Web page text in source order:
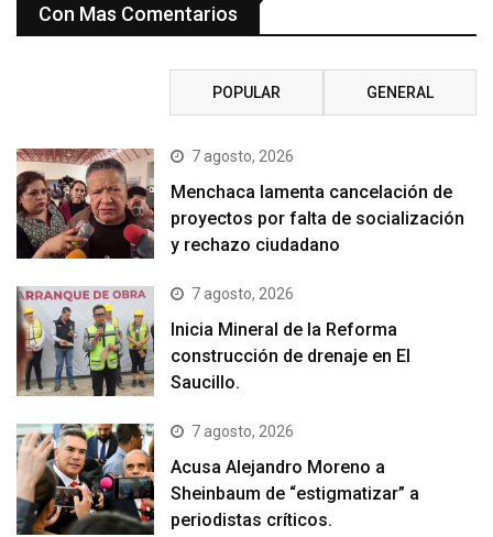
Con Mas Comentarios
POPULAR GENERAL
7 agosto, 2026
Menchaca lamenta cancelación de
proyectos por falta de socialización
y rechazo ciudadano
7 agosto, 2026
Inicia Mineral de la Reforma
construcción de drenaje en El
Saucillo.
7 agosto, 2026
Acusa Alejandro Moreno a
Sheinbaum de “estigmatizar” a
periodistas críticos.